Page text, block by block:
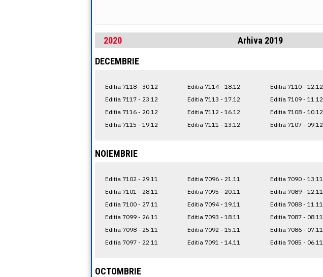
2020
Arhiva 2019
DECEMBRIE
Editia 7118 - 30.12
Editia 7117 - 23.12
Editia 7116 - 20.12
Editia 7115 - 19.12
Editia 7114 - 18.12
Editia 7113 - 17.12
Editia 7112 - 16.12
Editia 7111 - 13.12
Editia 7110 - 12.12
Editia 7109 - 11.12
Editia 7108 - 10.12
Editia 7107 - 09.12
NOIEMBRIE
Editia 7102 - 29.11
Editia 7101 - 28.11
Editia 7100 - 27.11
Editia 7099 - 26.11
Editia 7098 - 25.11
Editia 7097 - 22.11
Editia 7096 - 21.11
Editia 7095 - 20.11
Editia 7094 - 19.11
Editia 7093 - 18.11
Editia 7092 - 15.11
Editia 7091 - 14.11
Editia 7090 - 13.11
Editia 7089 - 12.11
Editia 7088 - 11.11
Editia 7087 - 08.11
Editia 7086 - 07.11
Editia 7085 - 06.11
OCTOMBRIE